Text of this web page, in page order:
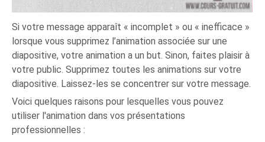
Si votre message apparaît « incomplet » ou « inefficace »
lorsque vous supprimez l’animation associée sur une
diapositive, votre animation a un but. Sinon, faites plaisir à
votre public. Supprimez toutes les animations sur votre
diapositive. Laissez-les se concentrer sur votre message.
Voici quelques raisons pour lesquelles vous pouvez
utiliser l'animation dans vos présentations
professionnelles :